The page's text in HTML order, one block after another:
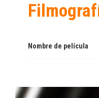
Nombre de película